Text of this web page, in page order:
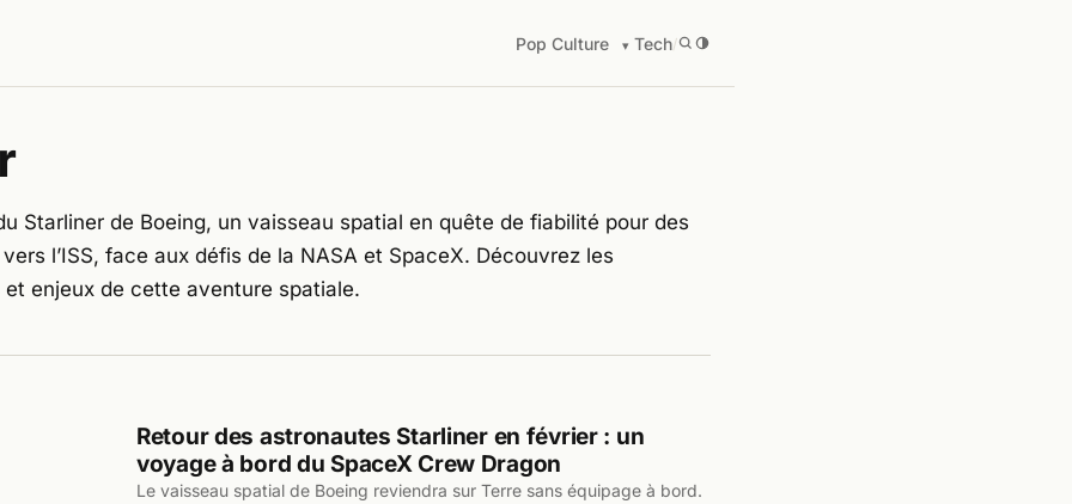
Pop Culture Tech/
Starliner de Boeing, un vaisseau spatial en quête de fiabilité pour des
l’ISS, face aux défis de la NASA et SpaceX. Découvrez les
enjeux de cette aventure spatiale.
Retour des astronautes Starliner en février : un
voyage à bord du SpaceX Crew Dragon
Le vaisseau spatial de Boeing reviendra sur Terre sans équipage à bord.